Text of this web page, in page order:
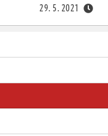
29. 5. 2021